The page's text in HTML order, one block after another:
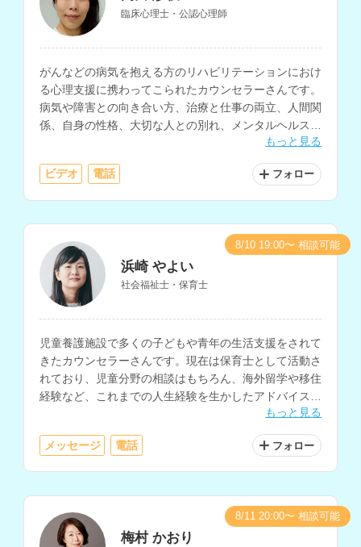
臨床心理士・公認心理師
がんなどの病気を抱える方のリハビリテーションにおけ
る心理支援に携わってこられたカウンセラーさんです。
病気や障害との向き合い方、治療と仕事の両立、人間関
係、自身の性格、大切な人との別れ、メンタルヘルス、
家族関係、介護についての相談等に対応されています。
もっと見る
ビデオ 電話 フォロー
浜崎 やよい
社会福祉士・保育士
児童養護施設で多くの子どもや青年の生活支援をされて
きたカウンセラーさんです。現在は保育士として活動さ
れており、児童分野の相談はもちろん、海外留学や移住
経験など、これまでの人生経験を生かしたアドバイスも
可能です。ファイナンシャルプランナーの資格をお持ち
で、お金に関する相談もしていただけます。
もっと見る
メッセージ 電話 フォロー
8/10 19:00〜 相談可能
梅村 かおり
8/11 20:00〜 相談可能